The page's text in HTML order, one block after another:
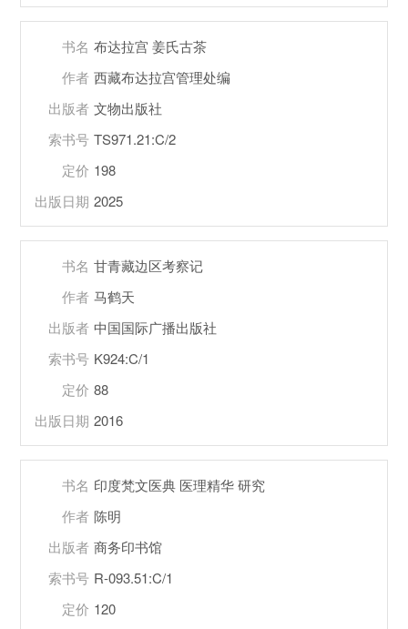
书名 布达拉宫 姜氏古茶
作者 西藏布达拉宫管理处编
出版者 文物出版社
索书号 TS971.21:C/2
定价 198
出版日期 2025
书名 甘青藏边区考察记
作者 马鹤天
出版者 中国国际广播出版社
索书号 K924:C/1
定价 88
出版日期 2016
书名 印度梵文医典 医理精华 研究
作者 陈明
出版者 商务印书馆
索书号 R-093.51:C/1
定价 120